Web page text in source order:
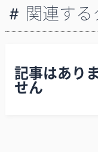
関連す
記事はありま
せん